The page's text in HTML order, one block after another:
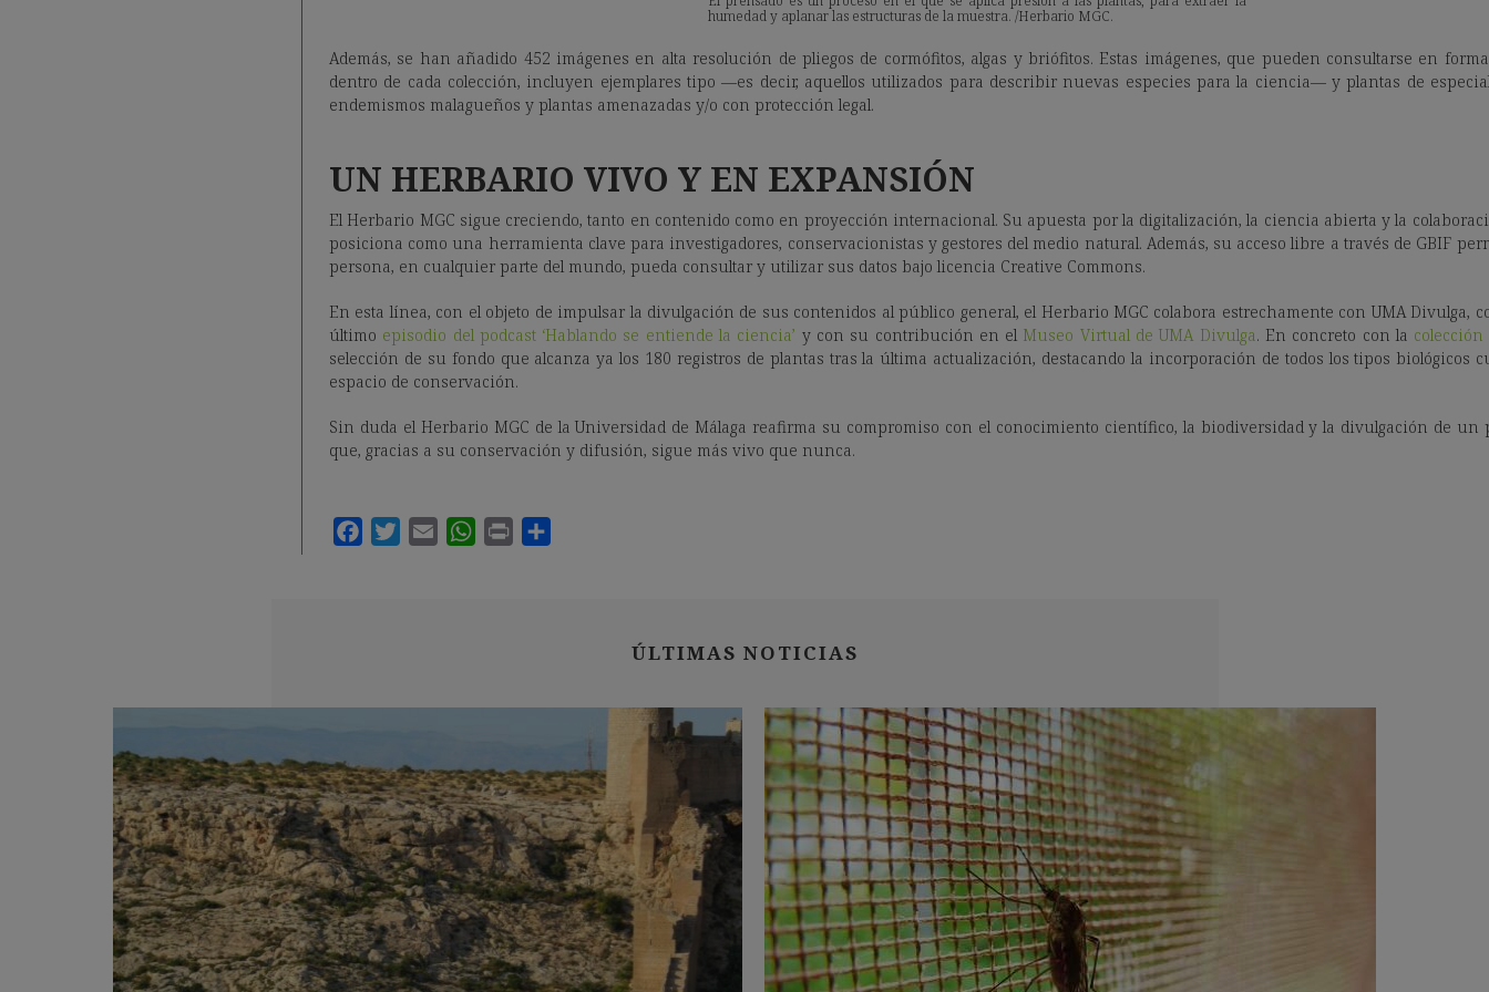
humedad y aplanar las estructuras de la muestra. /Herbario MGC.
Además, se han añadido 452 imágenes en alta resolución de pliegos de cormófitos, algas y briófitos. Estas imágenes, que pueden consultarse en
dentro de cada colección, incluyen ejemplares tipo —es decir, aquellos utilizados para describir nuevas especies para la ciencia— y plantas de
endemismos malagueños y plantas amenazadas y/o con protección legal.
UN HERBARIO VIVO Y EN EXPANSIÓN
El Herbario MGC sigue creciendo, tanto en contenido como en proyección internacional. Su apuesta por la digitalización, la ciencia abierta y la
posiciona como una herramienta clave para investigadores, conservacionistas y gestores del medio natural. Además, su acceso libre a través de GBIF
persona, en cualquier parte del mundo, pueda consultar y utilizar sus datos bajo licencia Creative Commons.
En esta línea, con el objeto de impulsar la divulgación de sus contenidos al público general, el Herbario MGC colabora estrechamente con UMA Divulga,
último episodio del podcast ‘Hablando se entiende la ciencia’ y con su contribución en el Museo Virtual de UMA Divulga. En concreto con la colección
selección de su fondo que alcanza ya los 180 registros de plantas tras la última actualización, destacando la incorporación de todos los tipos biológicos
espacio de conservación.
Sin duda el Herbario MGC de la Universidad de Málaga reafirma su compromiso con el conocimiento científico, la biodiversidad y la divulgación de un
que, gracias a su conservación y difusión, sigue más vivo que nunca.
ÚLTIMAS NOTICIAS